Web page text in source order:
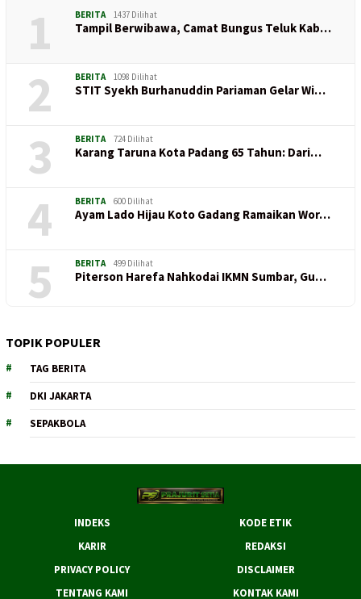
1 BERITA 1437 Dilihat
Tampil Berwibawa, Camat Bungus Teluk Kab…
2 BERITA 1098 Dilihat
STIT Syekh Burhanuddin Pariaman Gelar Wi…
3 BERITA 724 Dilihat
Karang Taruna Kota Padang 65 Tahun: Dari…
4 BERITA 600 Dilihat
Ayam Lado Hijau Koto Gadang Ramaikan Wor…
5 BERITA 499 Dilihat
Piterson Harefa Nahkodai IKMN Sumbar, Gu…
TOPIK POPULER
TAG BERITA
DKI JAKARTA
SEPAKBOLA
INDEKS
KODE ETIK
KARIR
REDAKSI
PRIVACY POLICY
DISCLAIMER
TENTANG KAMI
KONTAK KAMI